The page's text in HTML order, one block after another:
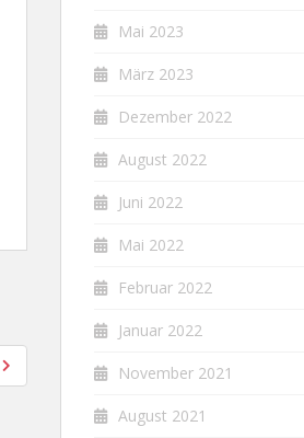
Mai 2023
März 2023
Dezember 2022
August 2022
Juni 2022
Mai 2022
Februar 2022
Januar 2022
November 2021
August 2021